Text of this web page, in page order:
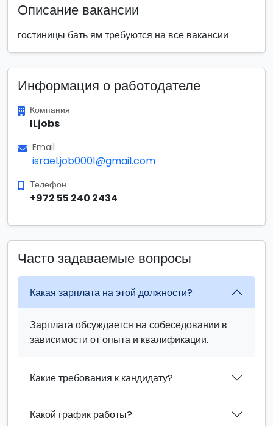
Описание вакансии
гостиницы бать ям требуются на все вакансии
Информация о работодателе
Компания
ILjobs
Email
israel.job0001@gmail.com
Телефон
+972 55 240 2434
Часто задаваемые вопросы
Какая зарплата на этой должности?
Зарплата обсуждается на собеседовании в
зависимости от опыта и квалификации.
Какие требования к кандидату?
Какой график работы?